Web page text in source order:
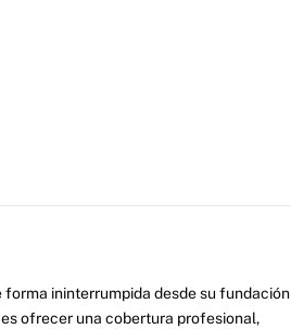
ininterrumpida desde su fundación
ofrecer una cobertura profesional,